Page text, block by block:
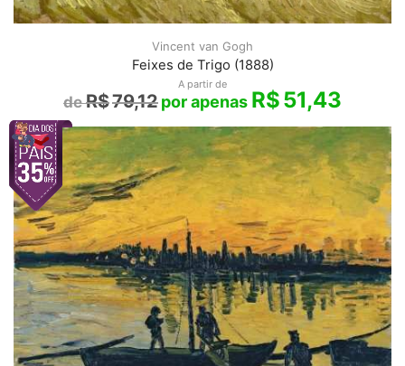
Vincent van Gogh
Feixes de Trigo (1888)
A partir de
R$79,12 R$51,43